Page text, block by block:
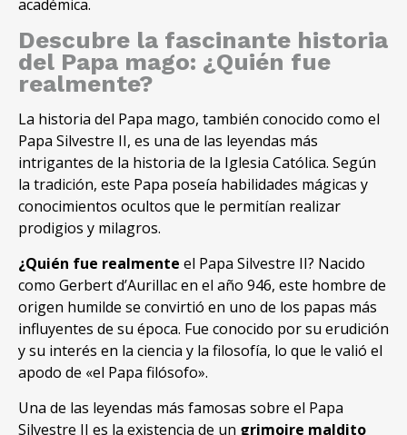
académica.
Descubre la fascinante historia
del Papa mago: ¿Quién fue
realmente?
La historia del Papa mago, también conocido como el
Papa Silvestre II, es una de las leyendas más
intrigantes de la historia de la Iglesia Católica. Según
la tradición, este Papa poseía habilidades mágicas y
conocimientos ocultos que le permitían realizar
prodigios y milagros.
¿Quién fue realmente el Papa Silvestre II? Nacido
como Gerbert d’Aurillac en el año 946, este hombre de
origen humilde se convirtió en uno de los papas más
influyentes de su época. Fue conocido por su erudición
y su interés en la ciencia y la filosofía, lo que le valió el
apodo de «el Papa filósofo».
Una de las leyendas más famosas sobre el Papa
Silvestre II es la existencia de un grimoire maldito